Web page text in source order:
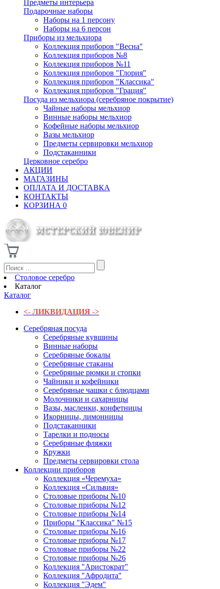
Предметы интерьера
Подарочные наборы
Наборы на 1 персону
Наборы на 6 персон
Приборы из мельхиора
Коллекция приборов "Весна"
Коллекция приборов №8
Коллекция приборов №11
Коллекция приборов "Глория"
Коллекция приборов "Классика"
Коллекция приборов "Грация"
Посуда из мельхиора (серебряное покрытие)
Чайные наборы мельхиор
Винные наборы мельхиор
Кофейные наборы мельхиор
Вазы мельхиор
Предметы сервировки мельхиор
Подстаканники
Церковное серебро
АКЦИИ
МАГАЗИНЫ
ОПЛАТА И ДОСТАВКА
КОНТАКТЫ
КОРЗИНА 0
Столовое серебро
Каталог
Каталог
<- ЛИКВИДАЦИЯ ->
Серебряная посуда
Серебряные кувшины
Винные наборы
Серебряные бокалы
Серебряные стаканы
Серебряные рюмки и стопки
Чайники и кофейники
Серебряные чашки с блюдцами
Молочники и сахарницы
Вазы, масленки, конфетницы
Икорницы, лимонницы
Подстаканники
Тарелки и подносы
Серебряные фляжки
Кружки
Предметы сервировки стола
Коллекции приборов
Коллекция «Черемуха»
Коллекция «Сильвия»
Столовые приборы №10
Столовые приборы №12
Столовые приборы №14
Приборы "Классика" №15
Столовые приборы №16
Столовые приборы №17
Столовые приборы №22
Столовые приборы №26
Коллекция "Аристократ"
Коллекция "Афродита"
Коллекция "Эдем"